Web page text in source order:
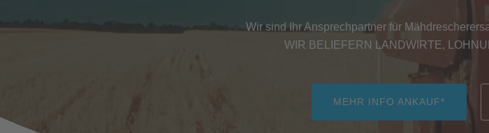
Wir sind Ihr Ansprechpartner für
WIR BELIEFERN LANDWIRTE,
MEHR INFO ANKAUF*